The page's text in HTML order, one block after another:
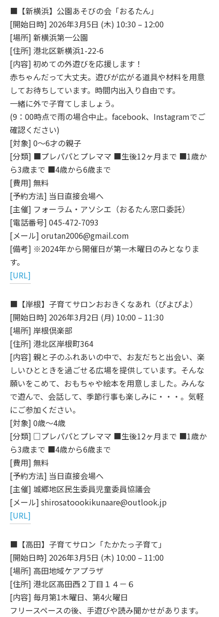
■【新横浜】公園あそびの会「おるたん」
[開始日時] 2026年3月5日 (木) 10:30 – 12:00
[場所] 新横浜第一公園
[住所] 港北区新横浜1-22-6
[内容] 初めての外遊びを応援します！
赤ちゃんだって大丈夫。遊びが広がる道具や材料を用意
してお待ちしています。時間内出入り自由です。
一緒に外で子育てしましょう。
(9：00時点で雨の場合中止。facebook、Instagramでご
確認ください)
[対象] 0～6才の親子
[分類] ■プレパパとプレママ ■生後12ヶ月まで ■1歳か
ら3歳まで ■4歳から6歳まで
[費用] 無料
[予約方法] 当日直接会場へ
[主催] フォーラム・アソシエ（おるたん窓口委託）
[電話番号] 045-472-7093
[メール] orutan2006@gmail.com
[備考] ※2024年から開催日が第一木曜日のみとなりま
す。
[URL]
■【岸根】子育てサロンおおきくなあれ（ぴよぴよ）
[開始日時] 2026年3月2日 (月) 10:00 – 11:30
[場所] 岸根倶楽部
[住所] 港北区岸根町364
[内容] 親と子のふれあいの中で、お友だちと出会い、楽
しいひとときを過ごせる広場を提供しています。そんな
願いをこめて、おもちゃや絵本を用意しました。みんな
で遊んで、会話して、季節行事も楽しみに・・・。気軽
にご参加ください。
[対象] 0歳～4歳
[分類] □プレパパとプレママ ■生後12ヶ月まで ■1歳か
ら3歳まで ■4歳から6歳まで
[費用] 無料
[予約方法] 当日直接会場へ
[主催] 城郷地区民生委員児童委員協議会
[メール] shirosatoookikunaare@outlook.jp
[URL]
■【高田】子育てサロン「たかたっ子育て」
[開始日時] 2026年3月5日 (木) 10:00 – 11:00
[場所] 高田地域ケアプラザ
[住所] 港北区高田西２丁目１４－６
[内容] 毎月第1木曜日、第4火曜日
フリースペースの後、手遊びや読み聞かせがあります。